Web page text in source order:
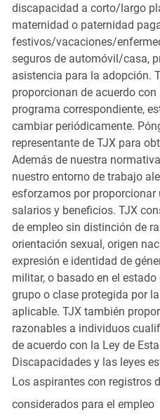
discapacidad a corto/largo
maternidad o paternidad
festivos/vacaciones/
seguros de automóvil/casa,
asistencia para la adopción.
proporcionan de acuerdo
programa correspondiente,
cambiar periódicamente.
representante de TJX para
Además de nuestra
nuestro entorno de trabajo
esforzamos por
salarios y beneficios. TJX
de empleo sin distinción de
orientación sexual, origen
expresión e identidad de
militar, o basado en el
grupo o clase protegida por
aplicable. TJX también
razonables a individuos
de acuerdo con la Ley de
Discapacidades y las leyes
Los aspirantes con registros
considerados para el empleo